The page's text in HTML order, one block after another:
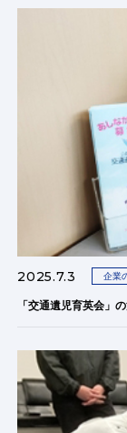
2025.7.3 企業
「交通遺児育英会」